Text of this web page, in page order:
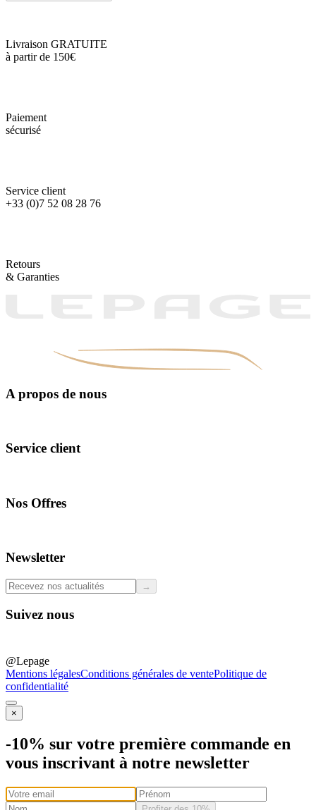
Livraison GRATUITE
à partir de 150€
Paiement
sécurisé
Service client
+33 (0)7 52 08 28 76
Retours
& Garanties
A propos de nous
Service client
Nos Offres
Newsletter
→
Suivez nous
@Lepage
Mentions légalesConditions générales de ventePolitique de
confidentialité
×
-10% sur votre première commande en
vous inscrivant à notre newsletter